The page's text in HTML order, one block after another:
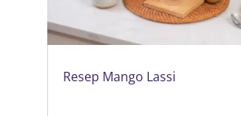
Resep Mango Lassi